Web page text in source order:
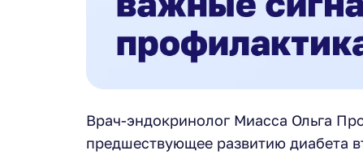
Врач-эндокринолог Миасса Ольга
предшествующее развитию диабета